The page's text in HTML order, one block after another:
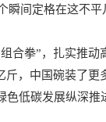
瞬间定格在这不
合拳”，扎实推动
，中国碗装了更
低碳发展纵深推